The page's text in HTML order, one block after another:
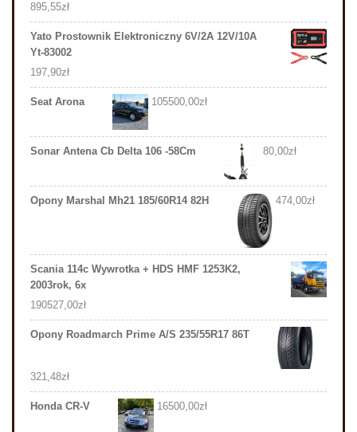
895,55zł
Yato Prostownik Elektroniczny 6V/2A 12V/10A
Yt-83002
197,90zł
Seat Arona 105500,00zł
Sonar Antena Cb Delta 106 -58Cm 80,00zł
Opony Marshal Mh21 185/60R14 82H 474,00zł
Scania 114c Wywrotka + HDS HMF 1253K2,
2003rok, 6x
190527,00zł
Opony Roadmarch Prime A/S 235/55R17 86T
321,48zł
Honda CR-V 16500,00zł